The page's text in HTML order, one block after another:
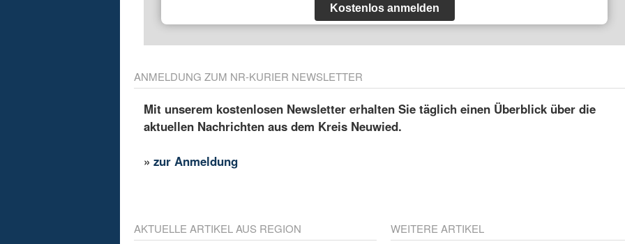
Kostenlos anmelden
ANMELDUNG ZUM NR-KURIER NEWSLETTER
Mit unserem kostenlosen Newsletter erhalten Sie täglich einen Überblick über die
aktuellen Nachrichten aus dem Kreis Neuwied.
»zur Anmeldung
AKTUELLE ARTIKEL AUS REGION WEITERE ARTIKEL